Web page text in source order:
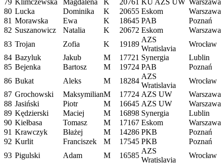
79 Klimczewska Magdalena K 20761 KU AZS UW Warszawa
80 Lucka Dominika K 20655 Eskom
Warszawa
81 Morawska Ewa K 18645 PAB
Poznań
82 Suszanowicz Natalia K 20672 Eskom
Warszawa
83 Trojan Zofia K 19189
AZS
Wratislavia
Wrocław
84 Bazyluk Jakub M 17721 Synergia
Lublin
85 Bejenka Bartosz M 19724 PAB
Poznań
86 Bukat Aleks M 18284
AZS
Wratislavia
Wrocław
87 Grochowski MaksymilianM 17724 AZS UW
Warszawa
88 Jasiński Piotr M 16645 AZS UW
Warszawa
89 Kędzierski Maciej M 16898 Synergia
Lublin
90 Kiełbasa Tomasz M 17167 Eskom
Warszawa
91 Krawczyk Błażej M 14286 PKB
Poznań
92 Kurlit Franciszek M 17545 PKB
Poznań
93 Pigulski Adam M 16585
AZS
Wratislavia
Wrocław